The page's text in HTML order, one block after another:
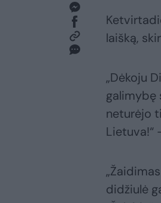
laišką,
„Dėkoju
galimybę
neturėjo
Lietuva!“
didžiulė